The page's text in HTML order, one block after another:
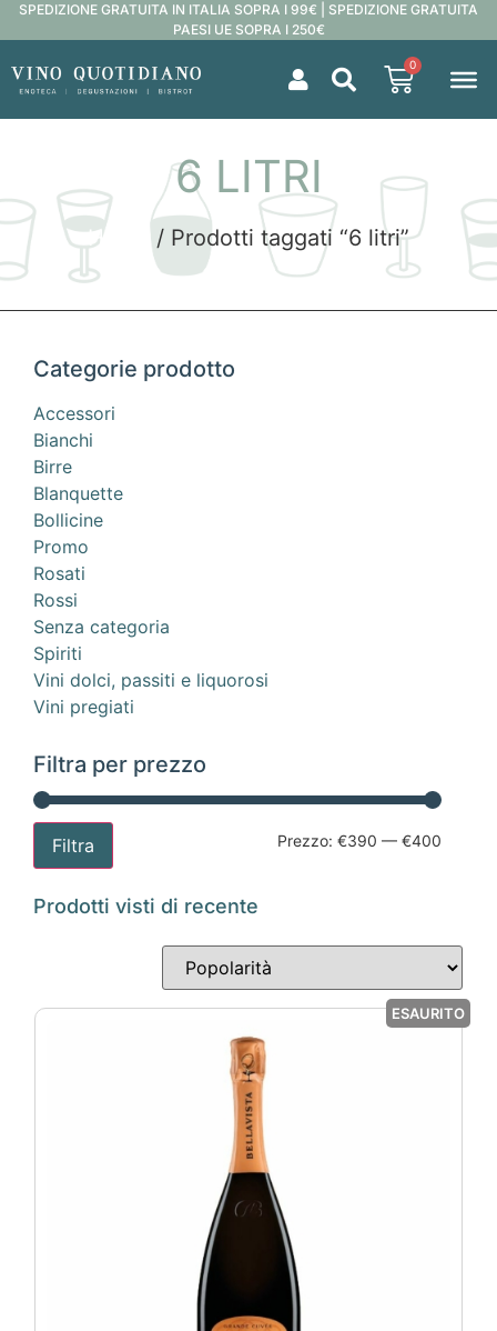
SPEDIZIONE GRATUITA IN ITALIA SOPRA I 99€ | SPEDIZIONE GRATUITA
PAESI UE SOPRA I 250€
0
6 LITRI
Home / Prodotti taggati “6 litri”
Categorie prodotto
Accessori
Bianchi
Birre
Blanquette
Bollicine
Promo
Rosati
Rossi
Senza categoria
Spiriti
Vini dolci, passiti e liquorosi
Vini pregiati
Filtra per prezzo
Filtra Prezzo: €390 — €400
Prodotti visti di recente
ESAURITO